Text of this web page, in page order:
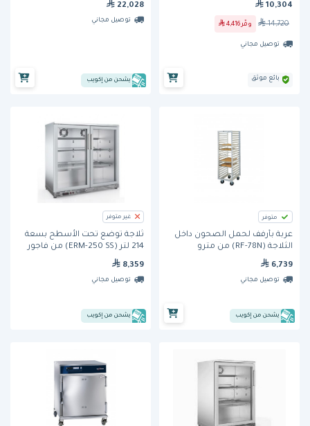
10,304
14,720 وفّر 4,416
توصيل مجاني
بائع موثق
22,028
توصيل مجاني
يشحن من إكويب
متوفر
عربة بأرفف لحمل الصحون داخل
الثلاجة (RF-78N) من مترو
6,739
توصيل مجاني
يشحن من إكويب
غير متوفر
ثلاجة توضع تحت الأسطح بسعة
214 لتر (ERM-250 SS) من فاجور
8,359
توصيل مجاني
يشحن من إكويب